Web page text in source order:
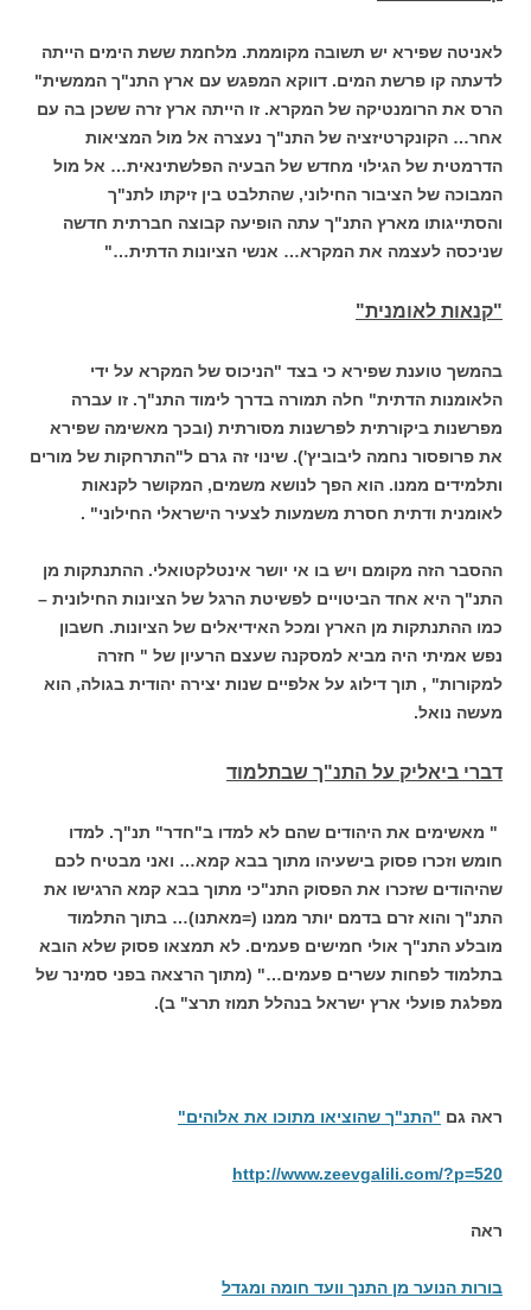
לאניטה שפירא יש תשובה מקוממת. מלחמת ששת הימים הייתה
לדעתה קו פרשת המים. דווקא המפגש עם ארץ התנ"ך הממשית"
הרס את הרומנטיקה של המקרא. זו הייתה ארץ זרה ששכן בה עם
אחר… הקונקרטיזציה של התנ"ך נעצרה אל מול המציאות
הדרמטית של הגילוי מחדש של הבעיה הפלשתינאית… אל מול
המבוכה של הציבור החילוני, שהתלבט בין זיקתו לתנ"ך
והסתייגותו מארץ התנ"ך עתה הופיעה קבוצה חברתית חדשה
שניכסה לעצמה את המקרא… אנשי הציונות הדתית…"
"קנאות לאומנית"
בהמשך טוענת שפירא כי בצד "הניכוס של המקרא על ידי
הלאומנות הדתית" חלה תמורה בדרך לימוד התנ"ך. זו עברה
מפרשנות ביקורתית לפרשנות מסורתית (ובכך מאשימה שפירא
את פרופסור נחמה ליבוביץ'). שינוי זה גרם ל"התרחקות של מורים
ותלמידים ממנו. הוא הפך לנושא משמים, המקושר לקנאות
לאומנית ודתית חסרת משמעות לצעיר הישראלי החילוני" .
ההסבר הזה מקומם ויש בו אי יושר אינטלקטואלי. ההתנתקות מן
התנ"ך היא אחד הביטויים לפשיטת הרגל של הציונות החילונית –
כמו ההתנתקות מן הארץ ומכל האידיאלים של הציונות. חשבון
נפש אמיתי היה מביא למסקנה שעצם הרעיון של " חזרה
למקורות" , תוך דילוג על אלפיים שנות יצירה יהודית בגולה, הוא
מעשה נואל.
דברי ביאליק על התנ"ך שבתלמוד
" מאשימים את היהודים שהם לא למדו ב"חדר" תנ"ך. למדו
חומש וזכרו פסוק בישעיהו מתוך בבא קמא… ואני מבטיח לכם
שהיהודים שזכרו את הפסוק התנ"כי מתוך בבא קמא הרגישו את
התנ"ך והוא זרם בדמם יותר ממנו (=מאתנו)… בתוך התלמוד
מובלע התנ"ך אולי חמישים פעמים. לא תמצאו פסוק שלא הובא
בתלמוד לפחות עשרים פעמים…" (מתוך הרצאה בפני סמינר של
מפלגת פועלי ארץ ישראל בנהלל תמוז תרצ" ב).
ראה גם "התנ"ך שהוציאו מתוכו את אלוהים"
http://www.zeevgalili.com/?p=520
ראה
בורות הנוער מן התנך וועד חומה ומגדל